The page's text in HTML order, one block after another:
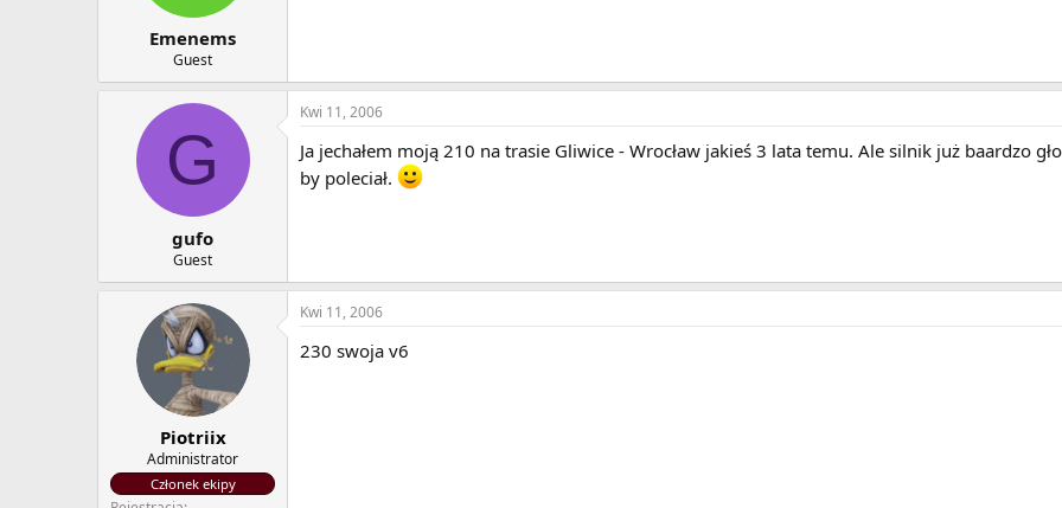
Emenems
Guest
G
gufo
Guest
Kwi 11, 2006
Ja jechałem moją 210 na trasie Gliwice - Wrocław jakieś 3 lata temu. Ale silnik już baardzo
by poleciał.
Piotriix
Administrator
Członek ekipy
Kwi 11, 2006
230 swoja v6